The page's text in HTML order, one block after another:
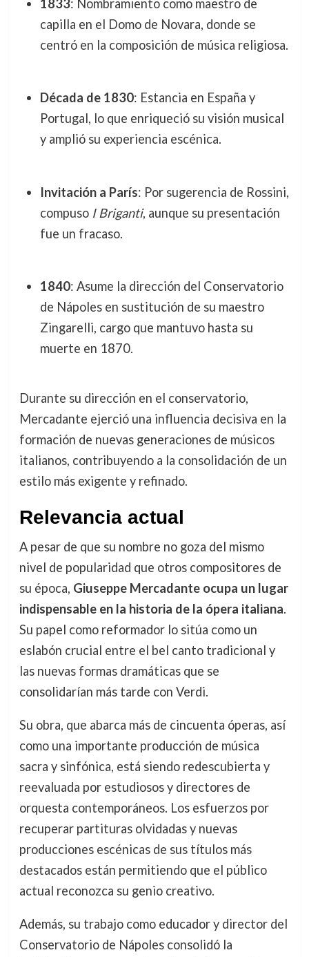
1833: Nombramiento como maestro de
capilla en el Domo de Novara, donde se
centró en la composición de música religiosa.
Década de 1830: Estancia en España y
Portugal, lo que enriqueció su visión musical
y amplió su experiencia escénica.
Invitación a París: Por sugerencia de Rossini,
compuso I Briganti, aunque su presentación
fue un fracaso.
1840: Asume la dirección del Conservatorio
de Nápoles en sustitución de su maestro
Zingarelli, cargo que mantuvo hasta su
muerte en 1870.
Durante su dirección en el conservatorio,
Mercadante ejerció una influencia decisiva en la
formación de nuevas generaciones de músicos
italianos, contribuyendo a la consolidación de un
estilo más exigente y refinado.
Relevancia actual
A pesar de que su nombre no goza del mismo
nivel de popularidad que otros compositores de
su época, Giuseppe Mercadante ocupa un lugar
indispensable en la historia de la ópera italiana.
Su papel como reformador lo sitúa como un
eslabón crucial entre el bel canto tradicional y
las nuevas formas dramáticas que se
consolidarían más tarde con Verdi.
Su obra, que abarca más de cincuenta óperas, así
como una importante producción de música
sacra y sinfónica, está siendo redescubierta y
reevaluada por estudiosos y directores de
orquesta contemporáneos. Los esfuerzos por
recuperar partituras olvidadas y nuevas
producciones escénicas de sus títulos más
destacados están permitiendo que el público
actual reconozca su genio creativo.
Además, su trabajo como educador y director del
Conservatorio de Nápoles consolidó la